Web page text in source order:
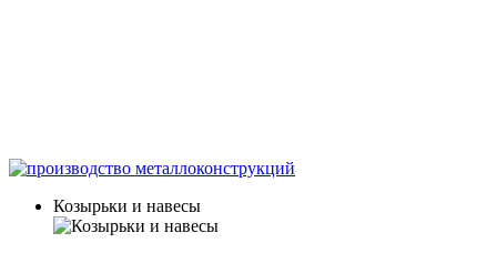
Козырьки и навесы